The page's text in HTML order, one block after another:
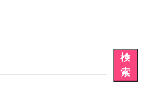
検
索